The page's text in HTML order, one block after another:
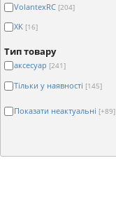
VolantexRC [204]
XK [16]
Тип товару
аксесуар [241]
Тільки у наявності [145]
Показати неактуальні [+89]